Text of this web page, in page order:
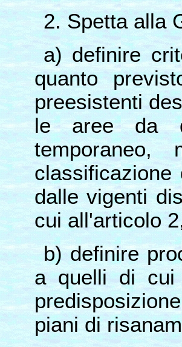
2. Spetta alla
a) definire
quanto
preesistenti
le aree da
temporaneo,
dalle vigenti
cui all'articolo
b) definire
a quelli di cui
piani di